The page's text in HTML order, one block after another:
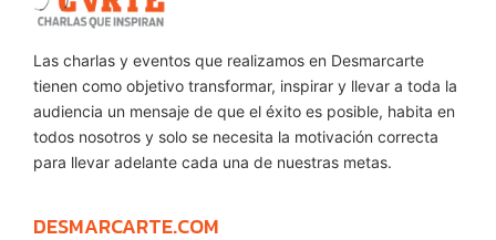
Las charlas y eventos que realizamos en Desmarcarte
tienen como objetivo transformar, inspirar y llevar a toda la
audiencia un mensaje de que el éxito es posible, habita en
todos nosotros y solo se necesita la motivación correcta
para llevar adelante cada una de nuestras metas.
DESMARCARTE.COM